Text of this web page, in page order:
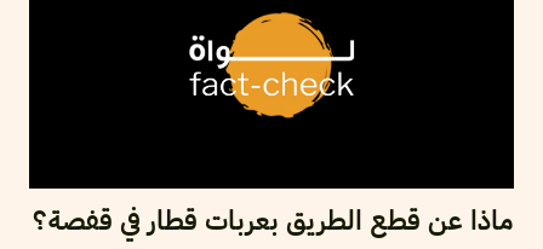
ماذا عن قطع الطريق بعربات قطار في قفصة؟